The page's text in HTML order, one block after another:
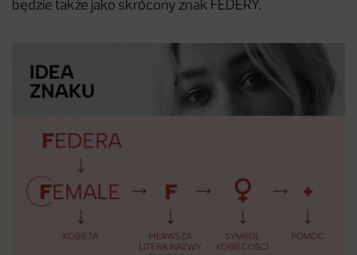
będzie także jako skrócony znak FEDERY.